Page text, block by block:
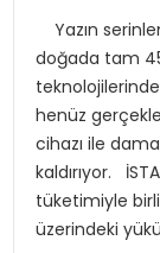
SIYASET
SPOR
TEKNOLOJI
Yazın
doğada tam
henüz
cihazı ile
kaldırıyor.
tüketimiyle
üzerindeki